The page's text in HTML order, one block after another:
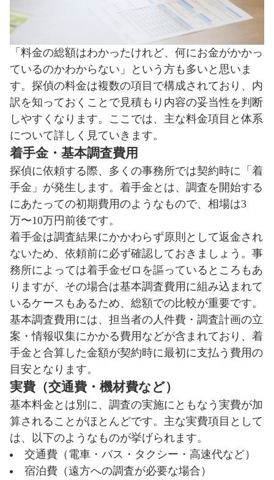
「料金の総額はわかったけれど、何にお金がかかっ
ているのかわからない」という方も多いと思いま
す。探偵の料金は複数の項目で構成されており、内
訳を知っておくことで見積もり内容の妥当性を判断
しやすくなります。ここでは、主な料金項目と体系
について詳しく見ていきます。
着手金・基本調査費用
探偵に依頼する際、多くの事務所では契約時に「着
手金」が発生します。着手金とは、調査を開始する
にあたっての初期費用のようなもので、相場は3
万〜10万円前後です。
着手金は調査結果にかかわらず原則として返金され
ないため、依頼前に必ず確認しておきましょう。事
務所によっては着手金ゼロを謳っているところもあ
りますが、その場合は基本調査費用に組み込まれて
いるケースもあるため、総額での比較が重要です。
基本調査費用には、担当者の人件費・調査計画の立
案・情報収集にかかる費用などが含まれており、着
手金と合算した金額が契約時に最初に支払う費用の
目安となります。
実費（交通費・機材費など）
基本料金とは別に、調査の実施にともなう実費が加
算されることがほとんどです。主な実費項目として
は、以下のようなものが挙げられます。
交通費（電車・バス・タクシー・高速代など）
宿泊費（遠方への調査が必要な場合）